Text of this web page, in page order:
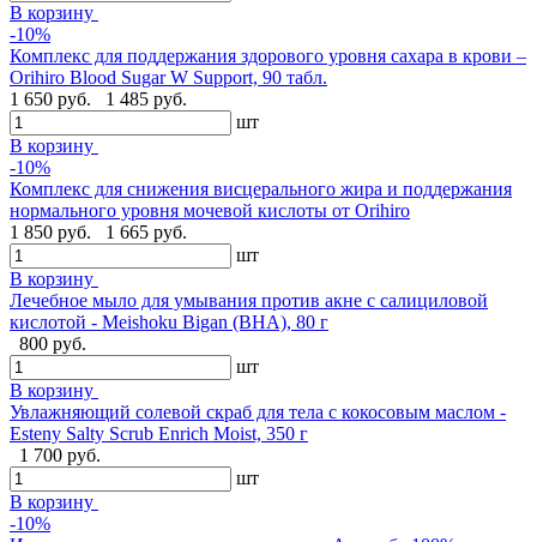
В корзину
-10%
Комплекс для поддержания здорового уровня сахара в крови –
Orihiro Blood Sugar W Support, 90 табл.
1 650 руб.
1 485 руб.
шт
В корзину
-10%
Комплекс для снижения висцерального жира и поддержания
нормального уровня мочевой кислоты от Orihiro
1 850 руб.
1 665 руб.
шт
В корзину
Лечебное мыло для умывания против акне с салициловой
кислотой - Meishoku Bigan (BHA), 80 г
800 руб.
шт
В корзину
Увлажняющий солевой скраб для тела с кокосовым маслом -
Esteny Salty Scrub Enrich Moist, 350 г
1 700 руб.
шт
В корзину
-10%